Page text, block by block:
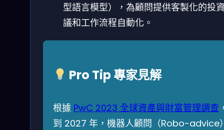
型語言模型），為顧問提供客製化的投
議和工作流程自動化。
Pro Tip 專家見解
根據 PwC 2023 全球資產與財富管理調查
到 2027 年，機器人顧問（Robo-advice